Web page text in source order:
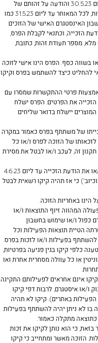
6. בחירת הזוכה תבוצע על ידי וועדת הבחירה ביום 30.5.23 והודעה על זהותם של
הזוכים תפורסם בדפי הפעילות ברשתות החברתיות, לכל המאוחר עד ליום 31.5.23 כמו
האינסטגרם האישי של הזוכים
הזכייה, וכתנאי לקבלת הפרס,
מספר תעודת זהות, כתובת,
בשווה כסף. הפרס הינו אישי לזוכה
להחליט כיצד להשתמש בפרס וקיקו
פרטי ההתקשרות שמסרו עם
את הפרטים. הפרס ישלח
יישלח בדואר שליחים
של משתתף בפרס כאמור במקרה
של הזוכה לפרס ו/או כל
זה, לעכב ו/או לבטל את מסירת
10. במקרה בו לא ניתן היה להעביר לידי הזוכה ו/או את הודעת הזכייה עד ליום 4.6.23
כי אז תהיה קיקו רשאית לבטל
המהווה זיוף התוצאות ו/או
כפול ו/או שימוש בחשבון
הטיית תוצאות הפעילות וכל
בפעילות ו/או לזכות בפרס.
כלפי קיקו בגין פגיעה בפרטיות,
או כל עוולה מסחרית אחרת ואו
קיקו אינם אחראים לפעילותם התקינה
ו/או איסטגרם, לרבות דפי קיקו
באתרים). קיקו לא תהיה
לא ניתן יהיה להשתתף בפעילות
כתוצאה מתקלה כאמור.
כי הוא נותן לקיקו את זכות
הזוכה מאשר ומתחייב כי קיקו